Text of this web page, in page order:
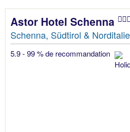
Astor Hotel Schenna
Schenna, Südtirol &
5.9 - 99 % de recommandation